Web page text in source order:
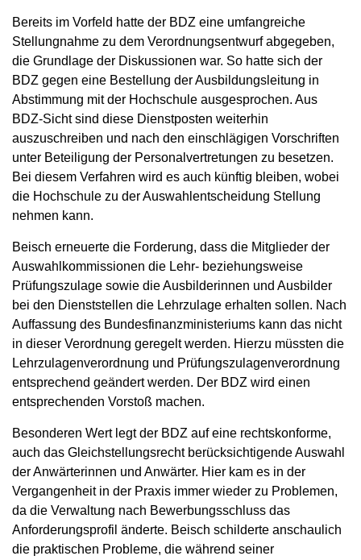
Bereits im Vorfeld hatte der BDZ eine umfangreiche
Stellungnahme zu dem Verordnungsentwurf abgegeben,
die Grundlage der Diskussionen war. So hatte sich der
BDZ gegen eine Bestellung der Ausbildungsleitung in
Abstimmung mit der Hochschule ausgesprochen. Aus
BDZ-Sicht sind diese Dienstposten weiterhin
auszuschreiben und nach den einschlägigen Vorschriften
unter Beteiligung der Personalvertretungen zu besetzen.
Bei diesem Verfahren wird es auch künftig bleiben, wobei
die Hochschule zu der Auswahlentscheidung Stellung
nehmen kann.
Beisch erneuerte die Forderung, dass die Mitglieder der
Auswahlkommissionen die Lehr- beziehungsweise
Prüfungszulage sowie die Ausbilderinnen und Ausbilder
bei den Dienststellen die Lehrzulage erhalten sollen. Nach
Auffassung des Bundesfinanzministeriums kann das nicht
in dieser Verordnung geregelt werden. Hierzu müssten die
Lehrzulagenverordnung und Prüfungszulagenverordnung
entsprechend geändert werden. Der BDZ wird einen
entsprechenden Vorstoß machen.
Besonderen Wert legt der BDZ auf eine rechtskonforme,
auch das Gleichstellungsrecht berücksichtigende Auswahl
der Anwärterinnen und Anwärter. Hier kam es in der
Vergangenheit in der Praxis immer wieder zu Problemen,
da die Verwaltung nach Bewerbungsschluss das
Anforderungsprofil änderte. Beisch schilderte anschaulich
die praktischen Probleme, die während seiner